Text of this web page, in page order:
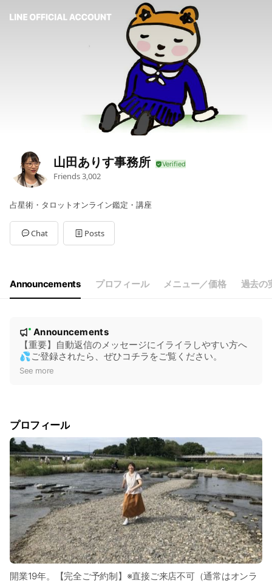
山田ありす事務所
Friends3,002
占星術・タロットオンライン鑑定・講座
Chat Posts
Announcements プロフィール メニュー／価格 過去の
New
Announcements
【重要】自動返信のメッセージにイライラしやすい方へ
💦ご登録されたら、ぜひコチラをご覧ください。
See more
プロフィール
開業19年。【完全ご予約制】※直接ご来店不可（通常はオンラ